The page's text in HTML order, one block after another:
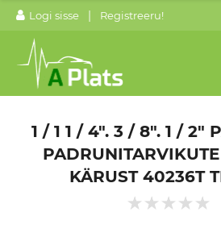
Logi sisse | Registreeru!
1 / 1 1 / 4". 3 / 8". 1 / 2"
KÄRUST 40236T